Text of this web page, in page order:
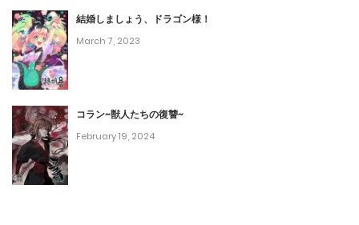
第100話
December 26, 2023
第99話
August 14, 2023
第98話
August 11, 2023
結婚しましょう、ドラゴン様！
March 7, 2023
コラン~獣人たちの復讐~
February 19, 2024